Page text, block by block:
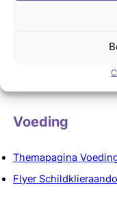
Auteur Maaike Star
Presentatie ‘Slaap
Eveline van de Ven
Voeding
Themapagina
Flyer